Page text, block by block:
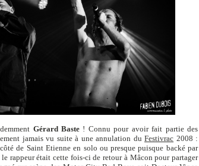
Gérard Baste! Connu pour avoir fait partie des
jamais vu suite à une annulation duFestivrac 2008 :
de Saint Etienne en solo ou presque puisque backé par
le rappeur était cette fois-ci de retour à Mâcon pour partager